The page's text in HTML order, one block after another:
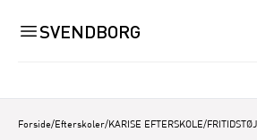
SVENDBORG
Forside/Efterskoler/KARISE EFTERSKOLE/